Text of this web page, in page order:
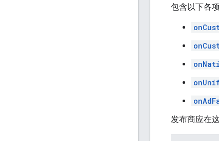
包含以下各
发布商应在